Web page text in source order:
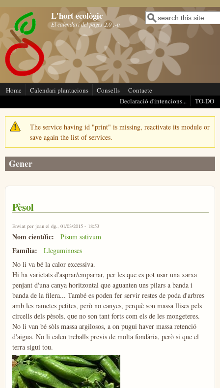
Vés al contingut L'hort ecològic
El calendari del pages 2.0 :-p Formulari de cerca
Cerca
Home Calendari plantacions Consells
Contacte
Declaració d'intencions...
TO-DO
Missatge d'avís
The service having id "print" is missing, reactivate its module or
save again the list of services.
Gener
Pèsol
Enviat per joan el dg., 01/03/2015 - 18:53
Nom científic: Pisum sativum
Família:
Lleguminoses
No li va bé la calor excessiva.
Hi ha varietats d'asprar/emparrar, per les que es pot usar una xarxa
penjant d'una canya horitzontal que aguanten uns pilars a banda i
banda de la filera... També es poden fer servir restes de poda d'arbres
amb les rametes petites, però no canyes, perquè son massa llises pels
circells dels pèsols, que no son tant forts com els de les mongeteres.
No li van bé sòls massa argilosos, a on pugui haver massa retenció
d'aigua. No li calen treballs previs de molta fondària, però si que el
terra sigui tou.